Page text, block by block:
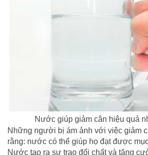
Nước giúp giảm cân hiệu quả
Những người bị ám ảnh với việc giảm
rằng: nước có thể giúp họ đạt được
Nước tạo ra sự trao đổi chất và tăng